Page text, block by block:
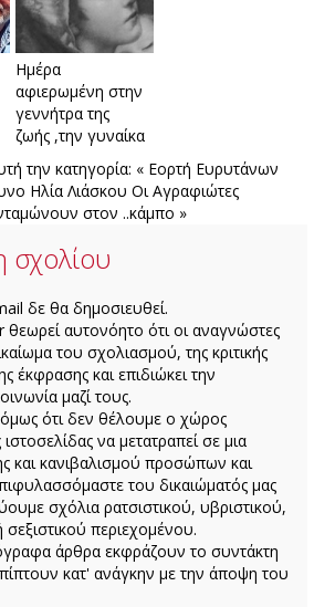
Ημέρα
αφιερωμένη στην
γεννήτρα της
ζωής ,την γυναίκα
την κατηγορία: « Εορτή Ευρυτάνων
Ηλία Λιάσκου Οι Αγραφιώτες
στον ..κάμπο »
σχολίου
δε θα δημοσιευθεί.
αυτονόητο ότι οι αναγνώστες
του σχολιασμού, της κριτικής
έκφρασης και επιδιώκει την
μαζί τους.
όμως ότι δεν θέλουμε ο χώρος
να μετατραπεί σε μια
και κανιβαλισμού προσώπων και
του δικαιώματός μας
σχόλια ρατσιστικού, υβριστικού,
περιεχομένου.
άρθρα εκφράζουν το συντάκτη
κατ' ανάγκην με την άποψη του